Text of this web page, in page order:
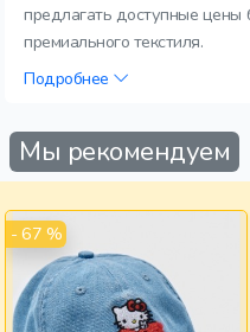
предлагать доступные цены
премиального текстиля.
Подробнее
Мы рекомендуем
- 67 %